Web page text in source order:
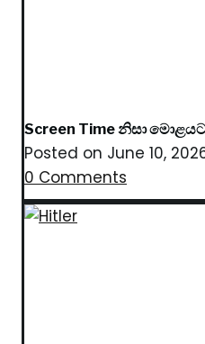
Screen Time නිසා
Posted on June 10,
0 Comments